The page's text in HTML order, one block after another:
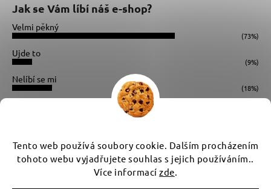
Tento web používá soubory cookie. Dalším procházením
tohoto webu vyjadřujete souhlas s jejich používáním..
Více informacízde.
Jak se Vám líbí náš e-shop?
Velmi pěkný
(73%)
Ujde to
(9%)
Nelíbí se mi
(18%)
Instagram